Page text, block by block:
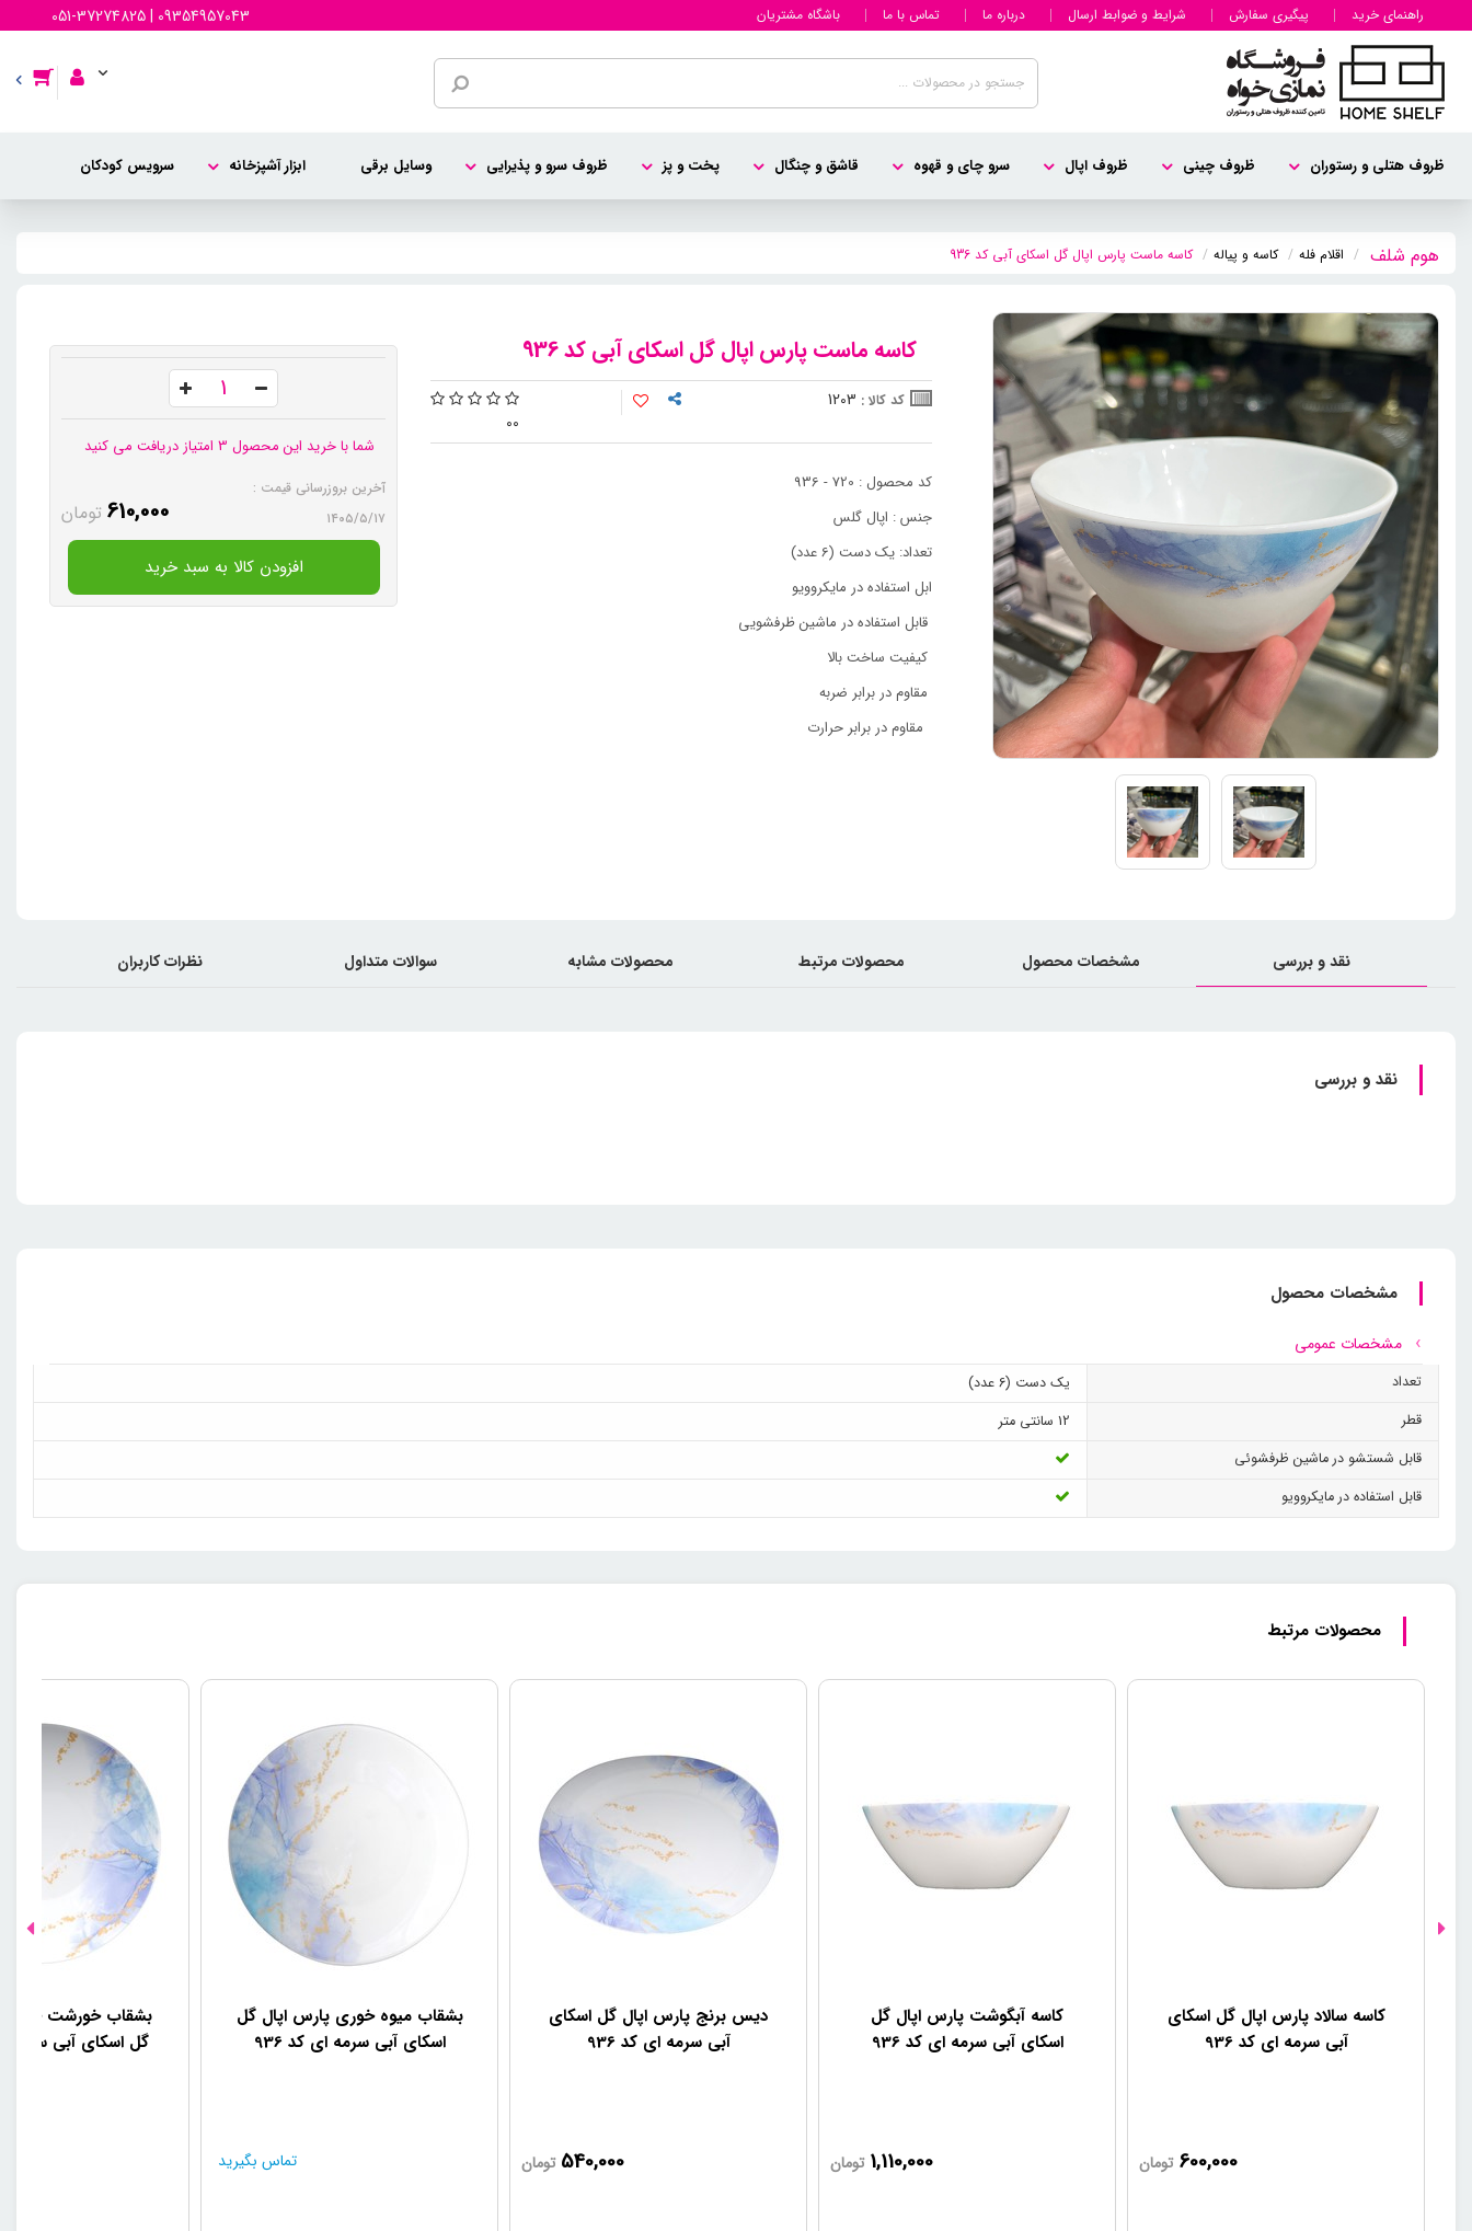
راهنمای خرید پیگیری سفارش شرایط و ضوابط ارسال درباره ما تماس با ما باشگاه مشتریان 051-37274825 | 09354957043
ظروف هتلی و رستوران ظروف چینی ظروف اپال سرو چای و قهوه قاشق و چنگال پخت و پز ظروف سرو و پذیرایی وسایل برقی ابزار آشپزخانه سرویس کودکان
اقلام فله کاسه و پیاله کاسه ماست پارس اپال گل اسکای آبی کد 936
کاسه ماست پارس اپال گل اسکای آبی کد 936
کد کالا : 1203
00
کد محصول : 720 - 936
جنس : اپال گلس
تعداد: یک دست (6 عدد)
ابل استفاده در مایکروویو
قابل استفاده در ماشین ظرفشویی
کیفیت ساخت بالا
مقاوم در برابر ضربه
مقاوم در برابر حرارت
شما با خرید این محصول 3 امتیاز دریافت می کنید
آخرین بروزرسانی قیمت :
۱۴۰۵/۵/۱۷
610,000 تومان
افزودن کالا به سبد خرید
نقد و بررسی مشخصات محصول محصولات مرتبط محصولات مشابه سوالات متداول نظرات کاربران
نقد و بررسی
مشخصات محصول
مشخصات عمومی
تعداد
یک دست (6 عدد)
قطر
12 سانتی متر
قابل شستشو در ماشین ظرفشوئی
قابل استفاده در مایکروویو
محصولات مرتبط
کاسه سالاد پارس اپال گل اسکای
آبی سرمه ای کد 936
600,000 تومان
کاسه آبگوشت پارس اپال گل
اسکای آبی سرمه ای کد 936
1,110,000 تومان
دیس برنج پارس اپال گل اسکای
آبی سرمه ای کد 936
540,000 تومان
بشقاب میوه خوری پارس اپال گل
اسکای آبی سرمه ای کد 936
تماس بگیرید
بشقاب خورشت خوری
گل اسکای آبی سرمه ای